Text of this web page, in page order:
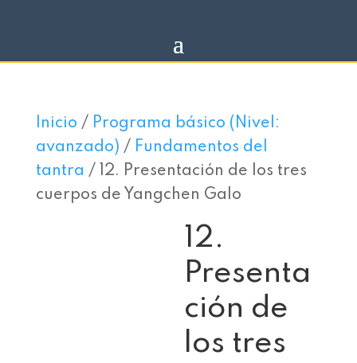
Inicio / Programa básico (Nivel:
avanzado) / Fundamentos del
tantra / 12. Presentación de los tres
cuerpos de Yangchen Galo
12.
Presenta
ción de
los tres